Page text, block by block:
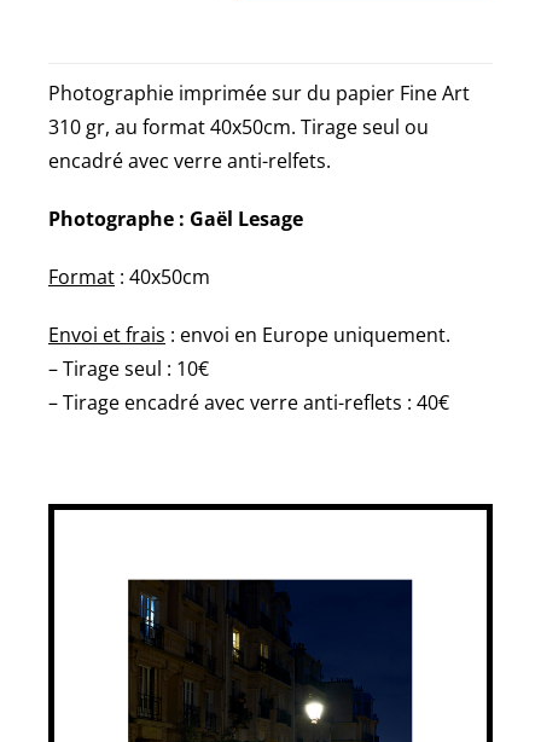
du
Mont-
Paris
Photographie imprimée sur du papier Fine Art
310 gr, au format 40x50cm. Tirage seul ou
encadré avec verre anti-relfets.
Photographe : Gaël Lesage
Format: 40x50cm
Envoi et frais : envoi en Europe uniquement.
– Tirage seul : 10€
– Tirage encadré avec verre anti-reflets : 40€